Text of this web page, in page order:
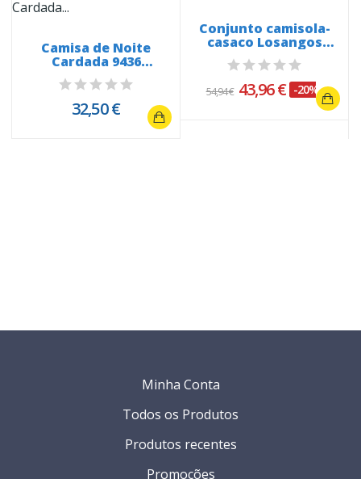
Camisa de Noite
Cardada 9436
Florzinhas e Renda
32,50 €
Conjunto camisola-
casaco Losangos
24509
54,94 € 43,96 € -20%
Minha Conta
Todos os Produtos
Produtos recentes
Promoções